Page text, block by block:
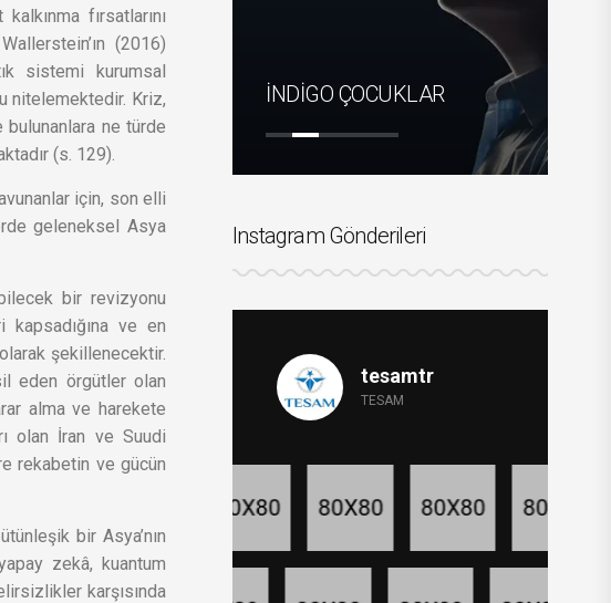
fırsatlarını
(2016)
sistemi kurumsal
nitelemektedir. Kriz,
ne türde
(s. 129).
için, son elli
geleneksel Asya
bir revizyonu
kapsadığına ve en
şekillenecektir.
eden örgütler olan
alma ve harekete
olan İran ve Suudi
rekabetin ve gücün
bir Asya’nın
zekâ, kuantum
karşısında
CEZA KANUNUNDA
SUÇLARI
İNDİGO ÇOCUKLAR
Instagram Gönderileri
tesamtr
TESAM